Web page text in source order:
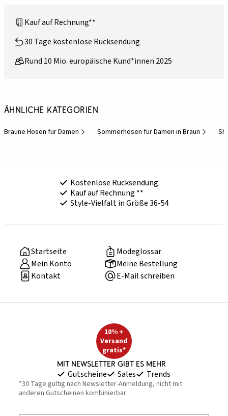
Kauf auf Rechnung**
30 Tage kostenlose Rücksendung
Rund 10 Mio. europäische Kund*innen 2025
Ähnliche Kategorien
Braune Hosen für Damen Sommerhosen für Damen in Braun
Kostenlose Rücksendung
Kauf auf Rechnung **
Style-Vielfalt in Größe 36-54
Startseite
Modeglossar
Mein Konto
Meine Bestellung
Kontakt
E-Mail schreiben
10% +
Versand
gratis*
Mit Newsletter gibt es mehr
Gutscheine Sales Trends
*30 Tage gültig nach Newsletter-Anmeldung, nicht mit
anderen Gutscheinen kombinierbar